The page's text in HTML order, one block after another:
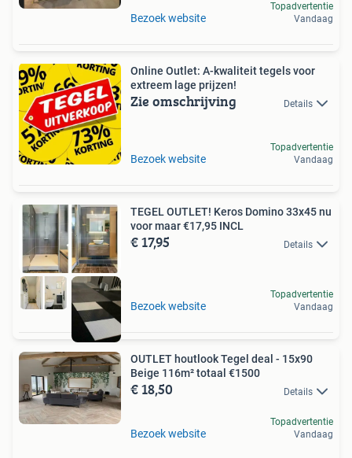
Bezoek website
Topadvertentie
Vandaag
Online Outlet: A-kwaliteit tegels voor
extreem lage prijzen!
Zie omschrijving Details
Bezoek website
Topadvertentie
Vandaag
TEGEL OUTLET! Keros Domino 33x45 nu
voor maar €17,95 INCL
€ 17,95 Details
Bezoek website
Topadvertentie
Vandaag
OUTLET houtlook Tegel deal - 15x90
Beige 116m² totaal €1500
€ 18,50 Details
Bezoek website
Topadvertentie
Vandaag